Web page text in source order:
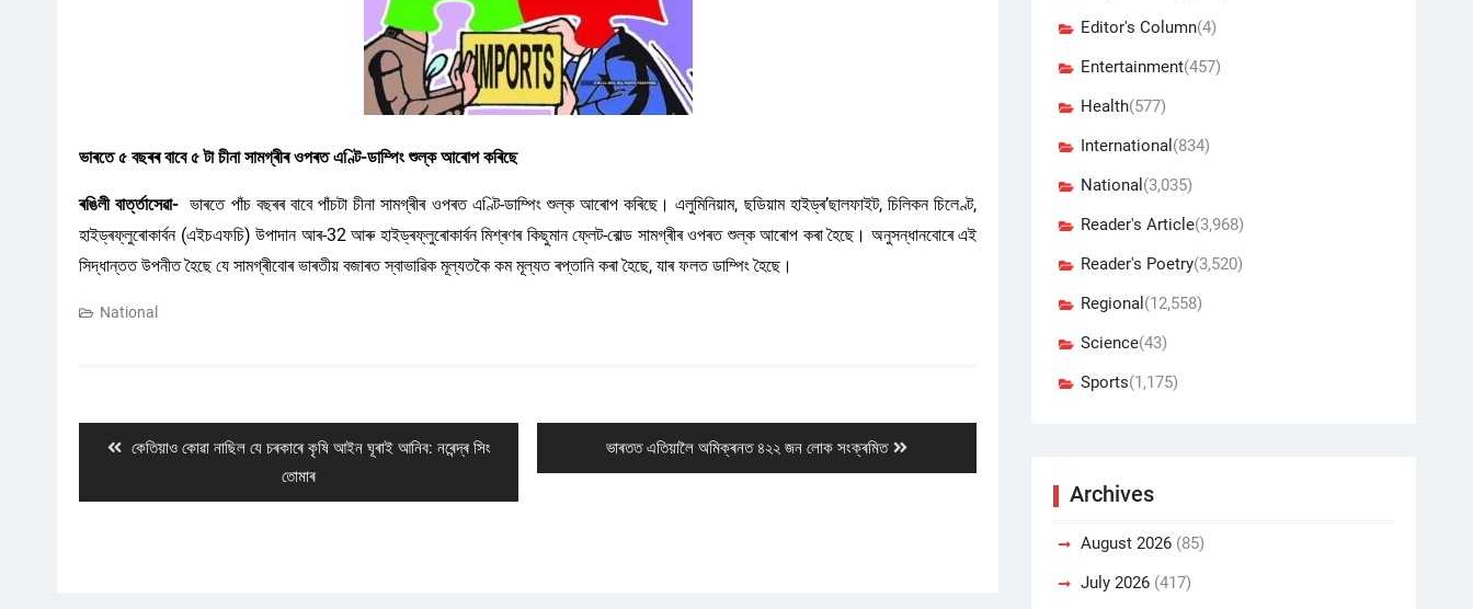
ভাৰতে ৫ বছৰৰ বাবে ৫ টা চীনা সামগ্ৰীৰ ওপৰত এণ্টি-ডাম্পিং শুল্ক আৰোপ কৰিছে
ৰঙিলী বাৰ্ত্তাসেৱা- ভাৰতে পাঁচ বছৰৰ বাবে পাঁচটা চীনা সামগ্ৰীৰ ওপৰত এণ্টি-ডাম্পিং শুল্ক আৰোপ কৰিছে। এলুমিনিয়াম, ছডিয়াম হাইড্ৰ’ছালফাইট, চিলিকন চিলেণ্ট,
হাইড্ৰফ্লুৰোকাৰ্বন (এইচএফচি) উপাদান আৰ-32 আৰু হাইড্ৰফ্লুৰোকাৰ্বন মিশ্ৰণৰ কিছুমান ফ্লেট-ৰোল্ড সামগ্ৰীৰ ওপৰত শুল্ক আৰোপ কৰা হৈছে। অনুসন্ধানবোৰে এই
সিদ্ধান্তত উপনীত হৈছে যে সামগ্ৰীবোৰ ভাৰতীয় বজাৰত স্বাভাৱিক মূল্যতকৈ কম মূল্যত ৰপ্তানি কৰা হৈছে, যাৰ ফলত ডাম্পিং হৈছে।
National
Previous
কেতিয়াও কোৱা নাছিল যে চৰকাৰে কৃষি আইন ঘূৰাই আনিব: নৰেন্দ্ৰ সিং
তোমাৰ
Next
post:
ভাৰতত এতিয়ালৈ অমিক্ৰনত ৪২২ জন লোক সংক্ৰমিত
Editor's Column(4)
Entertainment(457)
Health(577)
International (834)
National (3,035)
Reader's Article(3,968)
Reader's Poetry(3,520)
Regional (12,558)
Science(43)
Sports(1,175)
Archives
August 2026 (85)
July 2026 (417)